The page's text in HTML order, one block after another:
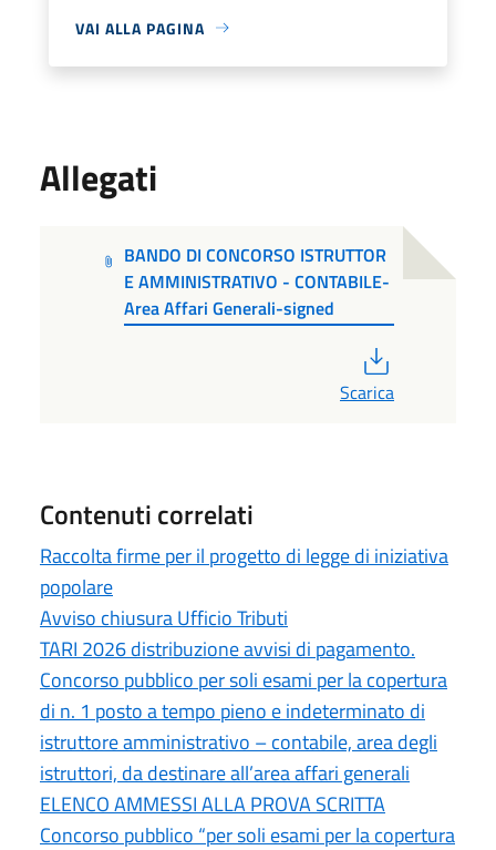
VAI ALLA PAGINA
Allegati
BANDO DI CONCORSO ISTRUTTOR
E AMMINISTRATIVO - CONTABILE-
Area Affari Generali-signed
Scarica
Contenuti correlati
Raccolta firme per il progetto di legge di iniziativa
popolare
Avviso chiusura Ufficio Tributi
TARI 2026 distribuzione avvisi di pagamento.
Concorso pubblico per soli esami per la copertura
di n. 1 posto a tempo pieno e indeterminato di
istruttore amministrativo – contabile, area degli
istruttori, da destinare all’area affari generali
ELENCO AMMESSI ALLA PROVA SCRITTA
Concorso pubblico “per soli esami per la copertura